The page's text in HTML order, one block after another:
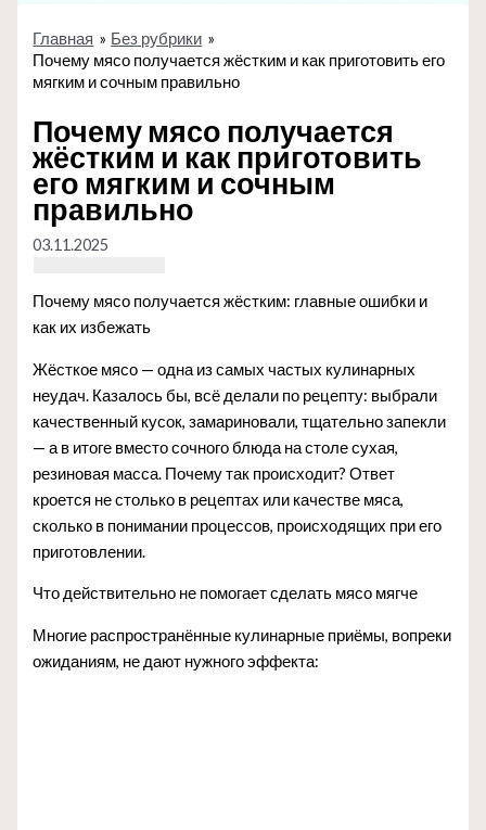
Главная
Без рубрики
Почему мясо получается жёстким и как приготовить его
мягким и сочным правильно
Почему мясо получается
жёстким и как приготовить
его мягким и сочным
правильно
03.11.2025
Почему мясо получается жёстким: главные ошибки и
как их избежать
Жёсткое мясо — одна из самых частых кулинарных
неудач. Казалось бы, всё делали по рецепту: выбрали
качественный кусок, замариновали, тщательно запекли
— а в итоге вместо сочного блюда на столе сухая,
резиновая масса. Почему так происходит? Ответ
кроется не столько в рецептах или качестве мяса,
сколько в понимании процессов, происходящих при его
приготовлении.
Что действительно не помогает сделать мясо мягче
Многие распространённые кулинарные приёмы, вопреки
ожиданиям, не дают нужного эффекта: